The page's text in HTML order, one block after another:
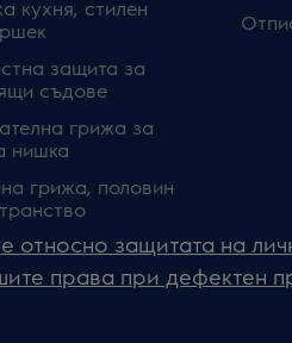
кухня, стилен
защита за
съдове
грижа за
нишка
грижа, половин
относно защитата на
права при дефектен